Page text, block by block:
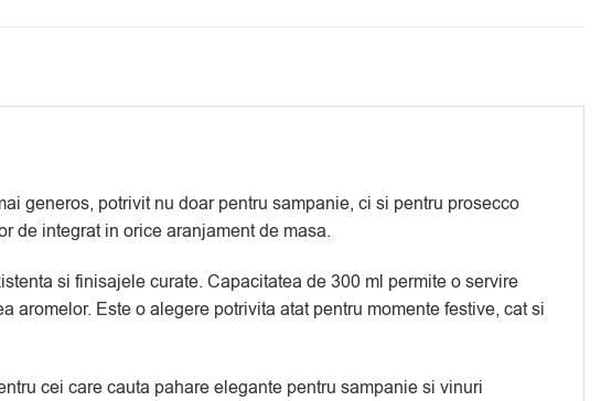
generos, potrivit nu doar pentru sampanie, ci si pentru prosecco
de integrat in orice aranjament de masa.
si finisajele curate. Capacitatea de 300 ml permite o servire
Este o alegere potrivita atat pentru momente festive, cat si
cei care cauta pahare elegante pentru sampanie si vinuri